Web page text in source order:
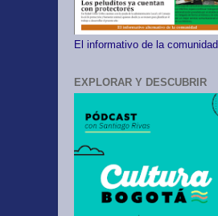
El informativo de la comunidad
EXPLORAR Y DESCUBRIR